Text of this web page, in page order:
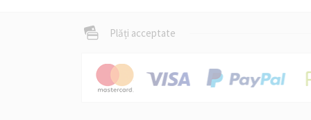
Plăți acceptate